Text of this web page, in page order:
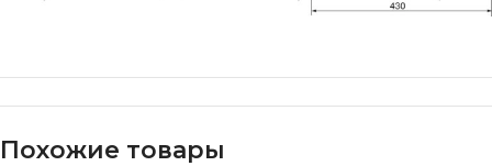
Похожие товары